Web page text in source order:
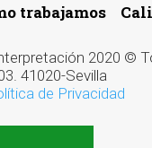
trabajamos
2020 ©
41020-Sevilla
de Privacidad